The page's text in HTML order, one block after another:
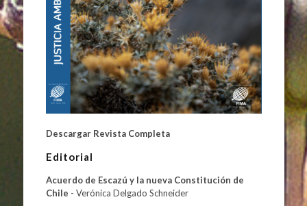
Descargar Revista Completa
Editorial
Acuerdo de Escazú y la nueva Constitución de
Chile - Verónica Delgado Schneider